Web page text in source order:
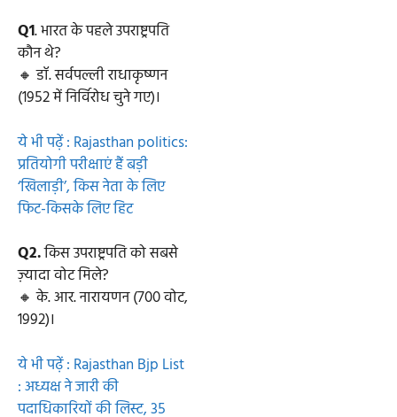
Q1. भारत के पहले उपराष्ट्रपति
कौन थे?
🔸 डॉ. सर्वपल्ली राधाकृष्णन
(1952 में निर्विरोध चुने गए)।
ये भी पढ़ें : Rajasthan politics:
प्रतियोगी परीक्षाएं हैं बड़ी
‘खिलाड़ी’, किस नेता के लिए
फिट-किसके लिए हिट
Q2.किस उपराष्ट्रपति को सबसे
ज़्यादा वोट मिले?
🔸 के. आर. नारायणन (700 वोट,
1992)।
ये भी पढ़ें : Rajasthan Bjp List
: अध्यक्ष ने जारी की
पदाधिकारियों की लिस्ट, 35